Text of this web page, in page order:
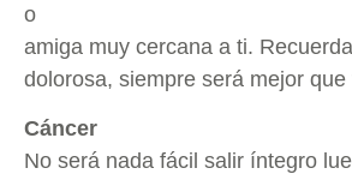
o
amiga muy cercana a ti.
dolorosa, siempre será mejor
Cáncer
No será nada fácil salir íntegro